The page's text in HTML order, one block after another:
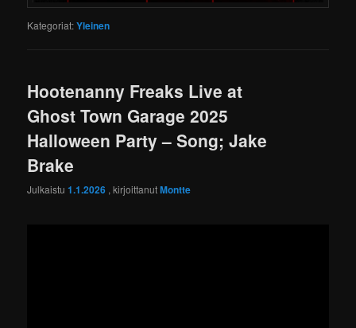
Kategoriat:Yleinen
Hootenanny Freaks Live at
Ghost Town Garage 2025
Halloween Party – Song; Jake
Brake
Julkaistu1.1.2026 , kirjoittanutMontte